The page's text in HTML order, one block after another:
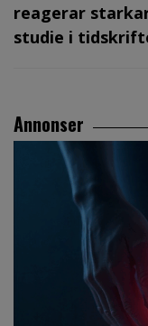
reagerar
studie i
Annonser